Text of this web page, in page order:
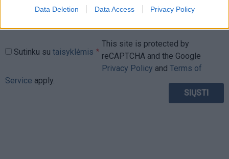
Data Deletion Data Access Privacy Policy
Sutinku su taisyklėmis
This site is protected by
reCAPTCHA and the Google
Privacy Policy and Terms of
Service apply.